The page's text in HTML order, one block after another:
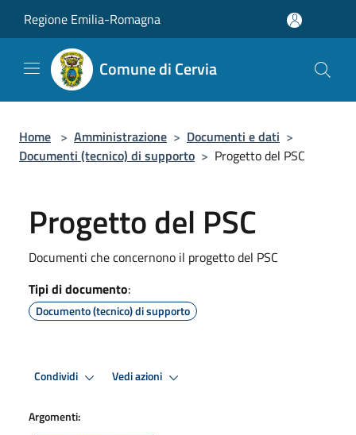
Regione Emilia-Romagna
Comune di Cervia
Home > Amministrazione > Documenti e dati >
Documenti (tecnico) di supporto > Progetto del PSC
Progetto del PSC
Documenti che concernono il progetto del PSC
Tipi di documento:
Documento (tecnico) di supporto
Condividi Vedi azioni
Argomenti: